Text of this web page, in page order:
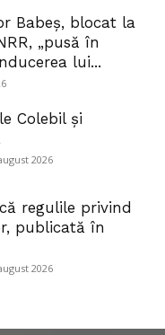
Babeș, blocat la
„pusă în
lui...
Colebil și
2026
regulile privind
publicată în
2026